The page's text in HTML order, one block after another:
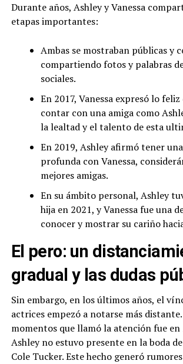
Durante años, Ashley y Vanessa
etapas importantes:
Ambas se mostraban públicas y
compartiendo fotos y palabras
sociales.
En 2017, Vanessa expresó lo feliz
contar con una amiga como
la lealtad y el talento de esta
En 2019, Ashley afirmó tener
profunda con Vanessa,
mejores amigas.
En su ámbito personal, Ashley
hija en 2021, y Vanessa fue una
conocer y mostrar su cariño
El pero: un
gradual y las dudas
Sin embargo, en los últimos años, el
actrices empezó a notarse más
momentos que llamó la atención fue en
Ashley no estuvo presente en la boda
Cole Tucker. Este hecho generó